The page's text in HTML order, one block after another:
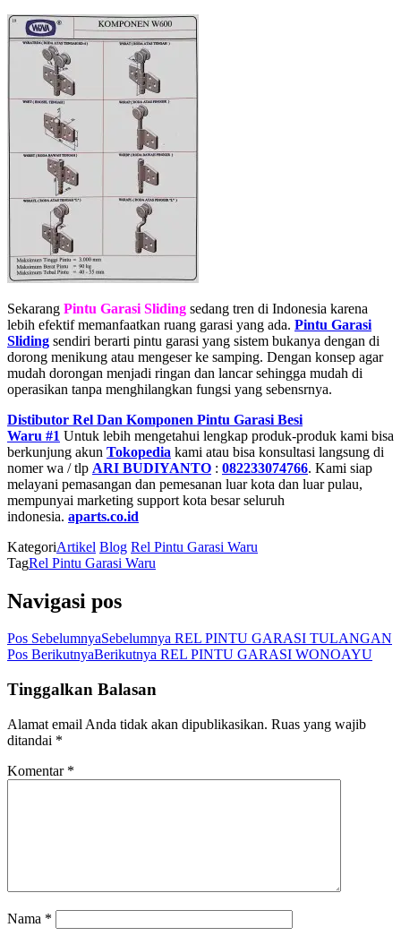
Sekarang Pintu Garasi Sliding sedang tren di Indonesia karena
lebih efektif memanfaatkan ruang garasi yang ada. Pintu Garasi
Sliding sendiri berarti pintu garasi yang sistem bukanya dengan di
dorong menikung atau mengeser ke samping. Dengan konsep agar
mudah dorongan menjadi ringan dan lancar sehingga mudah di
operasikan tanpa menghilangkan fungsi yang sebensrnya.
Distibutor Rel Dan Komponen Pintu Garasi Besi
Waru #1 Untuk lebih mengetahui lengkap produk-produk kami bisa
berkunjung akun Tokopedia kami atau bisa konsultasi langsung di
nomer wa / tlp ARI BUDIYANTO : 082233074766. Kami siap
melayani pemasangan dan pemesanan luar kota dan luar pulau,
mempunyai marketing support kota besar seluruh
indonesia. aparts.co.id
KategoriArtikel Blog Rel Pintu Garasi Waru
TagRel Pintu Garasi Waru
Navigasi pos
Pos SebelumnyaSebelumnya REL PINTU GARASI TULANGAN
Pos BerikutnyaBerikutnya REL PINTU GARASI WONOAYU
Tinggalkan Balasan
Alamat email Anda tidak akan dipublikasikan. Ruas yang wajib
ditandai *
Komentar *
Nama *